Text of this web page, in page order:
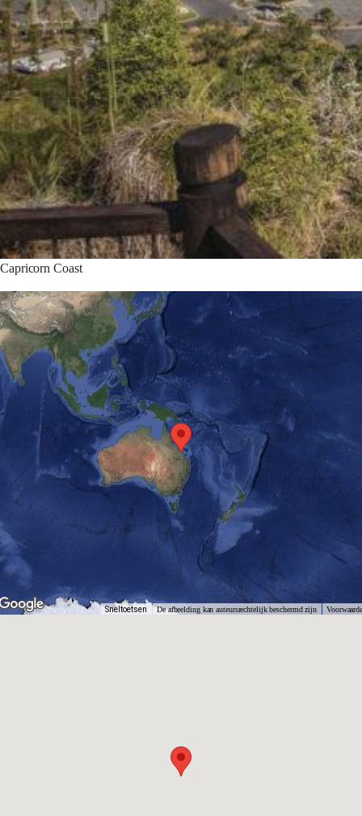
Capricorn Coast
Sneltoetsen De afbeelding kan auteursrechtelijk beschermd zijn